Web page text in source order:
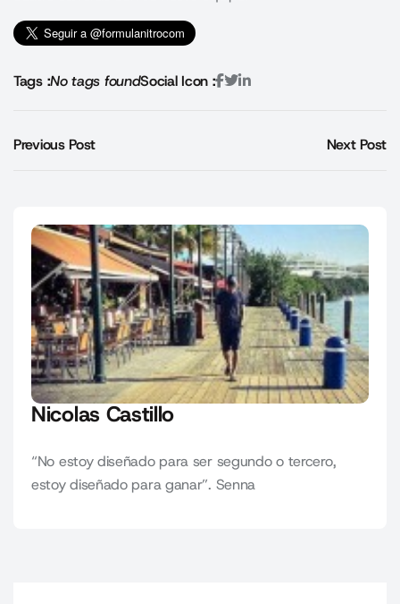
Tags :No tags foundSocial Icon :
Previous Post Next Post
Nicolas Castillo
“No estoy diseñado para ser segundo o tercero,
estoy diseñado para ganar”. Senna